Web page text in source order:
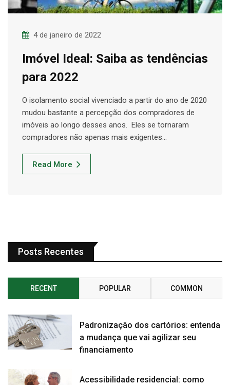
4 de janeiro de 2022
Imóvel Ideal: Saiba as tendências
para 2022
O isolamento social vivenciado a partir do ano de 2020
mudou bastante a percepção dos compradores de
imóveis ao longo desses anos. Eles se tornaram
compradores não apenas mais exigentes…
Read More
Posts Recentes
RECENT POPULAR COMMON
Padronização dos cartórios: entenda
a mudança que vai agilizar seu
financiamento
Acessibilidade residencial: como